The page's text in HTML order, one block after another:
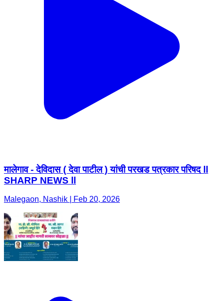
मालेगाव - देविदास ( देवा पाटील ) यांची परखड पत्रकार परिषद ll
SHARP NEWS ll
Malegaon, Nashik | Feb 20, 2026